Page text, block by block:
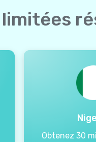
Obtenez 30